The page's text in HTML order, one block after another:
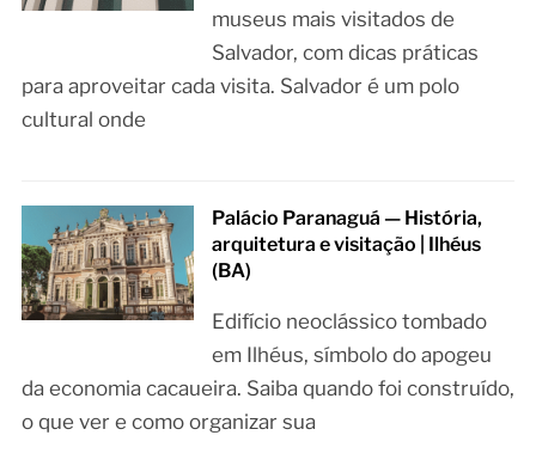
museus mais visitados de
Salvador, com dicas práticas
para aproveitar cada visita. Salvador é um polo
cultural onde
Palácio Paranaguá — História,
arquitetura e visitação | Ilhéus
(BA)
Edifício neoclássico tombado
em Ilhéus, símbolo do apogeu
da economia cacaueira. Saiba quando foi construído,
o que ver e como organizar sua